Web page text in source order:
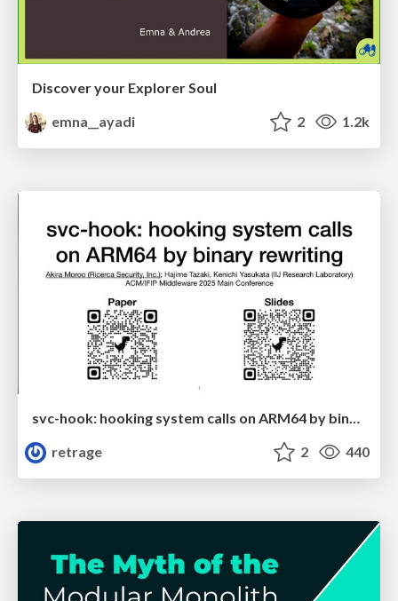
Discover your Explorer Soul
emna__ayadi
2 1.2k
svc-hook: hooking system calls on ARM64 by binary rewriting
retrage
2 440